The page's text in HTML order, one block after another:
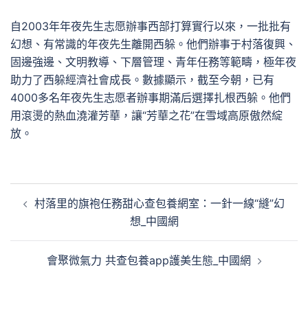
自2003年年夜先生志愿辦事西部打算實行以來，一批批有
幻想、有常識的年夜先生離開西躲。他們辦事于村落復興、
固邊強邊、文明教導、下層管理、青年任務等範疇，極年夜
助力了西躲經濟社會成長。數據顯示，截至今朝，已有
4000多名年夜先生志愿者辦事期滿后選擇扎根西躲。他們
用滾燙的熱血澆灌芳華，讓“芳華之花”在雪域高原傲然綻
放。
章 村落里的旗袍任務甜心查包養網室：一針一線“縫”幻
想_中國網
會聚微氣力 共查包養app護美生態_中國網